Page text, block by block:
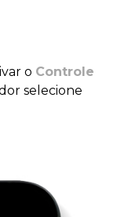
o Controle
selecione